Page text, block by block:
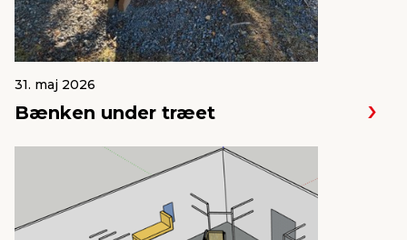
31. maj 2026
Bænken under træet